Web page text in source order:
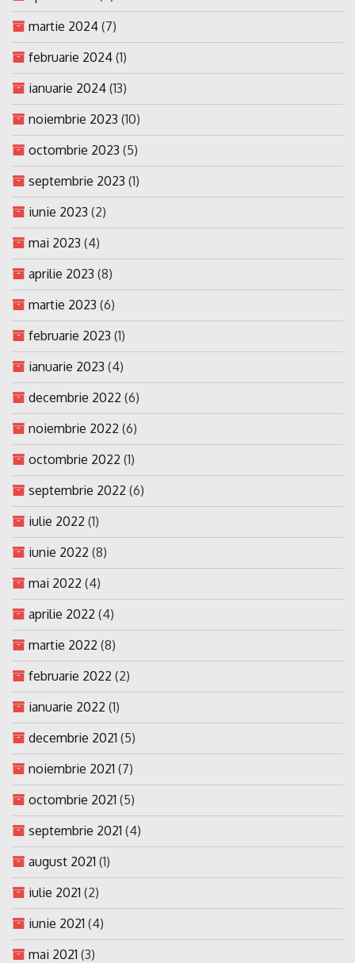
martie 2024 (7)
februarie 2024 (1)
ianuarie 2024 (13)
noiembrie 2023 (10)
octombrie 2023 (5)
septembrie 2023 (1)
iunie 2023 (2)
mai 2023 (4)
aprilie 2023 (8)
martie 2023 (6)
februarie 2023 (1)
ianuarie 2023 (4)
decembrie 2022 (6)
noiembrie 2022 (6)
octombrie 2022 (1)
septembrie 2022 (6)
iulie 2022 (1)
iunie 2022 (8)
mai 2022 (4)
aprilie 2022 (4)
martie 2022 (8)
februarie 2022 (2)
ianuarie 2022 (1)
decembrie 2021 (5)
noiembrie 2021 (7)
octombrie 2021 (5)
septembrie 2021 (4)
august 2021 (1)
iulie 2021 (2)
iunie 2021 (4)
mai 2021 (3)